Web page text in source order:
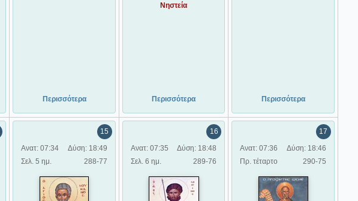
Περισσότερα
Νηστεία
Περισσότερα Περισσότερα
15
Ανατ: 07:34
Δύση: 18:49
Σελ. 5 ημ.
288-77
16
Ανατ: 07:35
Δύση: 18:48
Σελ. 6 ημ.
289-76
17
Ανατ: 07:36
Δύση: 18:46
Πρ. τέταρτο
290-75